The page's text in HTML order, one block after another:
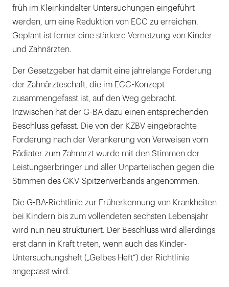
früh im Kleinkindalter Untersuchungen eingeführt
werden, um eine Reduktion von ECC zu erreichen.
Geplant ist ferner eine stärkere Vernetzung von Kinder-
und Zahnärzten.
Der Gesetzgeber hat damit eine jahrelange Forderung
der Zahnärzteschaft, die im ECC-Konzept
zusammengefasst ist, auf den Weg gebracht.
Inzwischen hat der G-BA dazu einen entsprechenden
Beschluss gefasst. Die von der KZBV eingebrachte
Forderung nach der Verankerung von Verweisen vom
Pädiater zum Zahnarzt wurde mit den Stimmen der
Leistungserbringer und aller Unparteiischen gegen die
Stimmen des GKV-Spitzenverbands angenommen.
Die G-BA-Richtlinie zur Früherkennung von Krankheiten
bei Kindern bis zum vollendeten sechsten Lebensjahr
wird nun neu strukturiert. Der Beschluss wird allerdings
erst dann in Kraft treten, wenn auch das Kinder-
Untersuchungsheft („Gelbes Heft“) der Richtlinie
angepasst wird.